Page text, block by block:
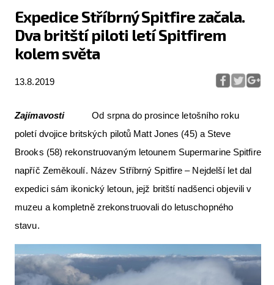
Expedice Stříbrný Spitfire začala.
Dva britští piloti letí Spitfirem
kolem světa
13.8.2019
Zajímavosti
Od srpna do prosince letošního roku
poletí dvojice britských pilotů Matt Jones (45) a Steve
Brooks (58) rekonstruovaným letounem Supermarine Spitfire
napříč Zeměkoulí. Název Stříbrný Spitfire – Nejdelší let dal
expedici sám ikonický letoun, jejž britští nadšenci objevili v
muzeu a kompletně zrekonstruovali do letuschopného
stavu.
Flying Revue
Série & speciály
Letecká videa
Letecká muzea
The SAFE Guide app
Nabídky práce v letectví